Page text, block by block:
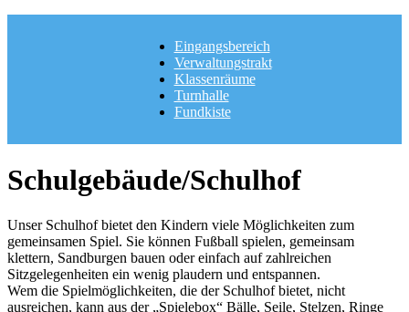
Eingangsbereich
Verwaltungstrakt
Klassenräume
Turnhalle
Fundkiste
Schulgebäude/Schulhof
Unser Schulhof bietet den Kindern viele Möglichkeiten zum
gemeinsamen Spiel. Sie können Fußball spielen, gemeinsam
klettern, Sandburgen bauen oder einfach auf zahlreichen
Sitzgelegenheiten ein wenig plaudern und entspannen.
Wem die Spielmöglichkeiten, die der Schulhof bietet, nicht
ausreichen, kann aus der „Spielebox“ Bälle, Seile, Stelzen, Ringe